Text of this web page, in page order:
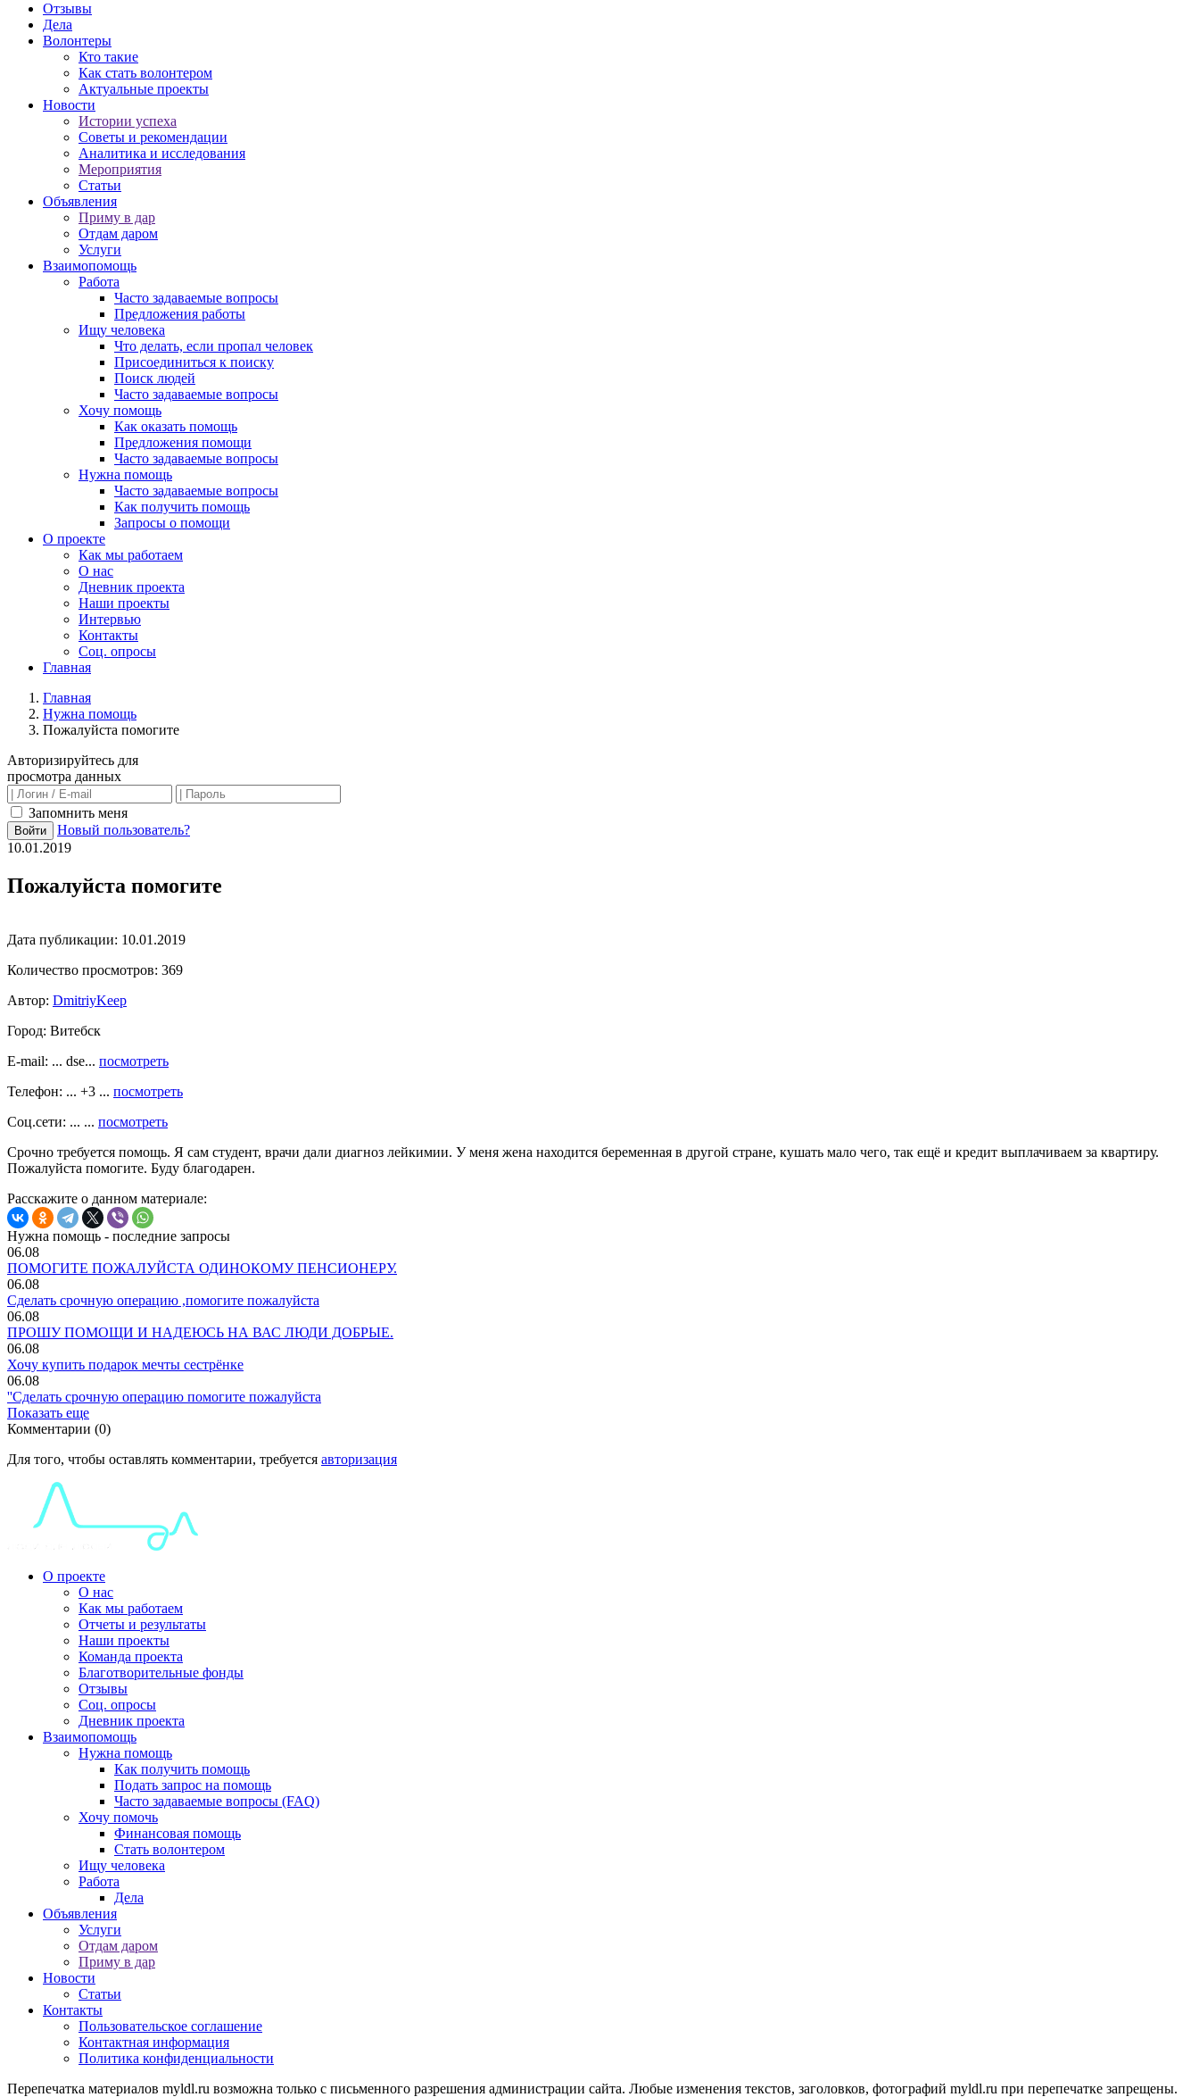
Отзывы
Дела
Волонтеры
Кто такие
Как стать волонтером
Актуальные проекты
Новости
Истории успеха
Советы и рекомендации
Аналитика и исследования
Мероприятия
Статьи
Объявления
Приму в дар
Отдам даром
Услуги
Взаимопомощь
Работа
Часто задаваемые вопросы
Предложения работы
Ищу человека
Что делать, если пропал человек
Присоединиться к поиску
Поиск людей
Часто задаваемые вопросы
Хочу помощь
Как оказать помощь
Предложения помощи
Часто задаваемые вопросы
Нужна помощь
Часто задаваемые вопросы
Как получить помощь
Запросы о помощи
О проекте
Как мы работаем
О нас
Дневник проекта
Наши проекты
Интервью
Контакты
Соц. опросы
Главная
Главная
Нужна помощь
Пожалуйста помогите
Авторизируйтесь для
просмотра данных
Запомнить меня
Войти
Новый пользователь?
10.01.2019
Пожалуйста помогите
Дата публикации: 10.01.2019
Количество просмотров: 369
Автор: DmitriyKeep
Город: Витебск
E-mail: ... dse... посмотреть
Телефон: ... +3 ... посмотреть
Соц.сети: ... ... посмотреть
Срочно требуется помощь. Я сам студент, врачи дали диагноз лейкимии. У меня жена находится беременная в другой стране, кушать мало чего, так ещё и кредит выплачиваем за квартиру.
Пожалуйста помогите. Буду благодарен.
Расскажите о данном материале:
Нужна помощь - последние запросы
06.08
ПОМОГИТЕ ПОЖАЛУЙСТА ОДИНОКОМУ ПЕНСИОНЕРУ.
06.08
Сделать срочную операцию ,помогите пожалуйста
06.08
ПРОШУ ПОМОЩИ И НАДЕЮСЬ НА ВАС ЛЮДИ ДОБРЫЕ.
06.08
Хочу купить подарок мечты сестрёнке
06.08
''Сделать срочную операцию помогите пожалуйста
Показать еще
Комментарии (0)
Для того, чтобы оставлять комментарии, требуется авторизация
О проекте
О нас
Как мы работаем
Отчеты и результаты
Наши проекты
Команда проекта
Благотворительные фонды
Отзывы
Соц. опросы
Дневник проекта
Взаимопомощь
Нужна помощь
Как получить помощь
Подать запрос на помощь
Часто задаваемые вопросы (FAQ)
Хочу помочь
Финансовая помощь
Стать волонтером
Ищу человека
Работа
Дела
Объявления
Услуги
Отдам даром
Приму в дар
Новости
Статьи
Контакты
Пользовательское соглашение
Контактная информация
Политика конфиденциальности
Перепечатка материалов myldl.ru возможна только с письменного разрешения администрации сайта. Любые изменения текстов, заголовков, фотографий myldl.ru при перепечатке запрещены.